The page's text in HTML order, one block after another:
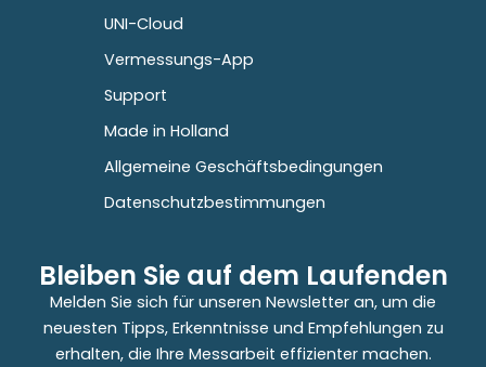
UNI-Cloud
Vermessungs-App
Support
Made in Holland
Allgemeine Geschäftsbedingungen
Datenschutzbestimmungen
Bleiben Sie auf dem Laufenden
Melden Sie sich für unseren Newsletter an, um die
neuesten Tipps, Erkenntnisse und Empfehlungen zu
erhalten, die Ihre Messarbeit effizienter machen.